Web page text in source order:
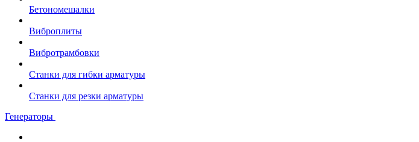
Бетономешалки
Виброплиты
Вибротрамбовки
Станки для гибки арматуры
Станки для резки арматуры
Генераторы